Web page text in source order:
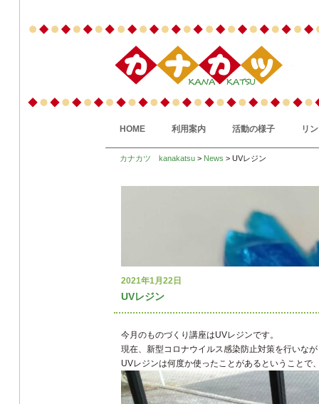
HOME 利用案内 活動の様子 リ
カナカツ kanakatsu > News > UVレジン
2021年1月22日
UVレジン
今月のものづくり講座はUVレジンです。
現在、新型コロナウイルス感染防止対策を行いな
UVレジンは何度か使ったことがあるということで